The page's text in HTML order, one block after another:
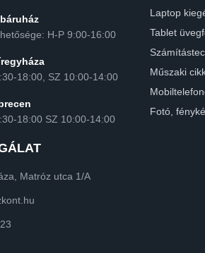
H-P 9:00-16:00
18:00, SZ 10:00-14:00
18:00 SZ 10:00-14:00
Matróz utca 1/A
Laptop
Tablet
Műszaki
Fotó,